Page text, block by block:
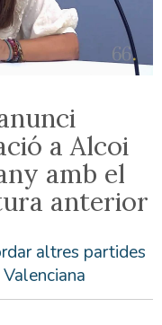
a Alcoi
amb el
anterior
altres partides